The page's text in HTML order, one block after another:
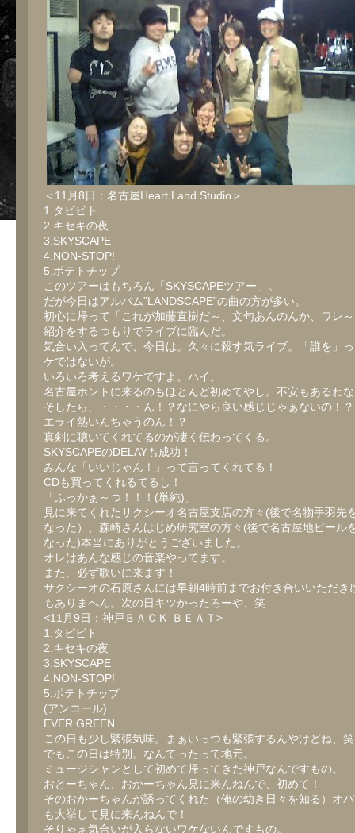
＜11月8日：名古屋Heart Land Studio＞
1.タビビト
2.キセキの夜
3.SKYSCAPE
4.NON-STOP!
5.ポテトチップ
このツアーはもちろん「SKYSCAPEツアー」。
だが今日はアルバム”LANDSCAPE”の曲の方が多い。
初心に帰って「これが加藤直樹だ～、文句あんのんか、ワレ
紹介をするつもりでライブに臨んだ。
気合い入ってんで、今日は。久々に殺す気ライブ。「誰を」
ケではないが。
いろいろ考えるワケですよ。ハイ。
名古屋ホントに来るのもほとんど初めてやし。不安もあるわ
そしたら、・・・・ん！？なにやら良い感じじゃぁないの！？
エライ熱いんちゃうのん！？
真剣に聴いてくれてるのが凄く伝わってくる。
SKYSCAPEのDELAYも成功！
みんな「いいじゃん！」って言ってくれてる！
CDも買ってくれるてるし！
「ふっかぁ～つ！！！(単純)」
見に来てくれたサクシーオ名古屋支店の方々(後で名物手羽先
なった）、森崎さんはじめ研究室の方々(後で名古屋地ビール
なった)本当にありがとうございました。
オレはあんな感じの音楽やってます。
また、必ず歌いに来ます！
サクシーオの石原さんには早朝4時前までお付き合いいただき
もありまへん。次の日キツかったろーや、笑
<11月9日：神戸ＢＡＣＫ ＢＥＡＴ>
1.タビビト
2.キセキの夜
3.SKYSCAPE
4.NON-STOP!
5.ポテトチップ
(アンコール)
EVER GREEN
この日も少し緊張気味。まぁいっつも緊張するんやけどね、笑
でもこの日は特別。なんてったって地元。
ミュージシャンとして初めて帰ってきた神戸なんですもの。
おとーちゃん、おかーちゃん見に来んねんで、初めて！
そのおかーちゃんが誘ってくれた（俺の幼き日々を知る）オ
も大挙して見に来んねんで！
そりゃぁ気合いが入らないワケないんですもの。